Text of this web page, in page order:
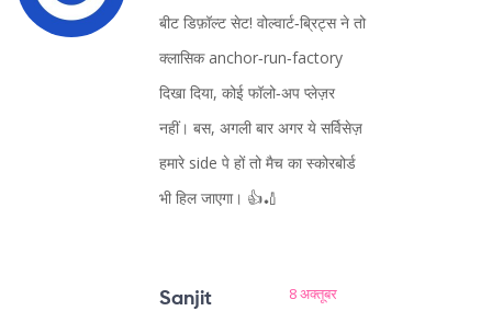
बीट डिफ़ॉल्ट सेट! वोल्वार्ट‑ब्रिट्स ने तो
क्लासिक anchor‑run‑factory
दिखा दिया, कोई फॉलो‑अप प्लेज़र
नहीं। बस, अगली बार अगर ये सर्विसेज़
हमारे side पे हों तो मैच का स्कोरबोर्ड
भी हिल जाएगा। 👍🏏
Sanjit
8 अक्तूबर